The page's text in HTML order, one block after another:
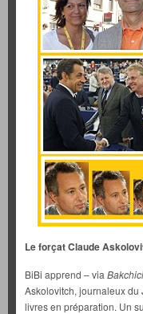
Le forçat Claude
BiBi apprend – via
Askolovitch, journaleux du
livres en préparation. Un